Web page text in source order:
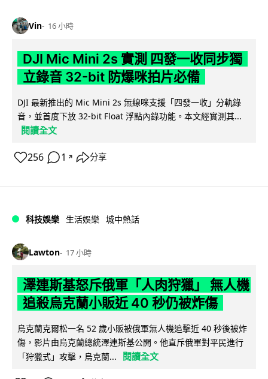
Vin 16 小時
DJI Mic Mini 2s 實測 四發一收同步獨
立錄音 32-bit 防爆咪拍片必備
DJI 最新推出的 Mic Mini 2s 無線咪支援「四發一收」分軌錄
音，並首度下放 32-bit Float 浮點內錄功能。本文經實測其...
閱讀全文
256 1 ↗ 分享
科技娛樂 生活娛樂 城中熱話
Lawton 17 小時
澤連斯基怒斥俄軍「人肉狩獵」 無人機
追殺烏克蘭小販近 40 秒仍被炸傷
烏克蘭克爾松一名 52 歲小販被俄軍無人機追擊近 40 秒後被炸
傷，影片由烏克蘭總統澤連斯基公開。他直斥俄軍對平民進行
「狩獵式」攻擊，烏克蘭...
閱讀全文